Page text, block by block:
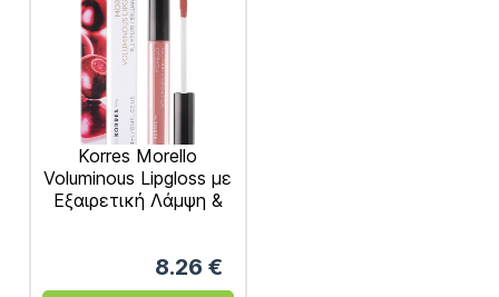
Korres Morello
Voluminous Lipgloss με
Εξαιρετική Λάμψη &
8.26 €